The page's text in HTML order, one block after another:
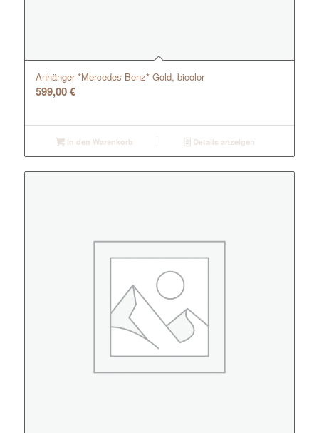
Anhänger *Mercedes Benz* Gold, bicolor
599,00€
In den Warenkorb Details anzeigen